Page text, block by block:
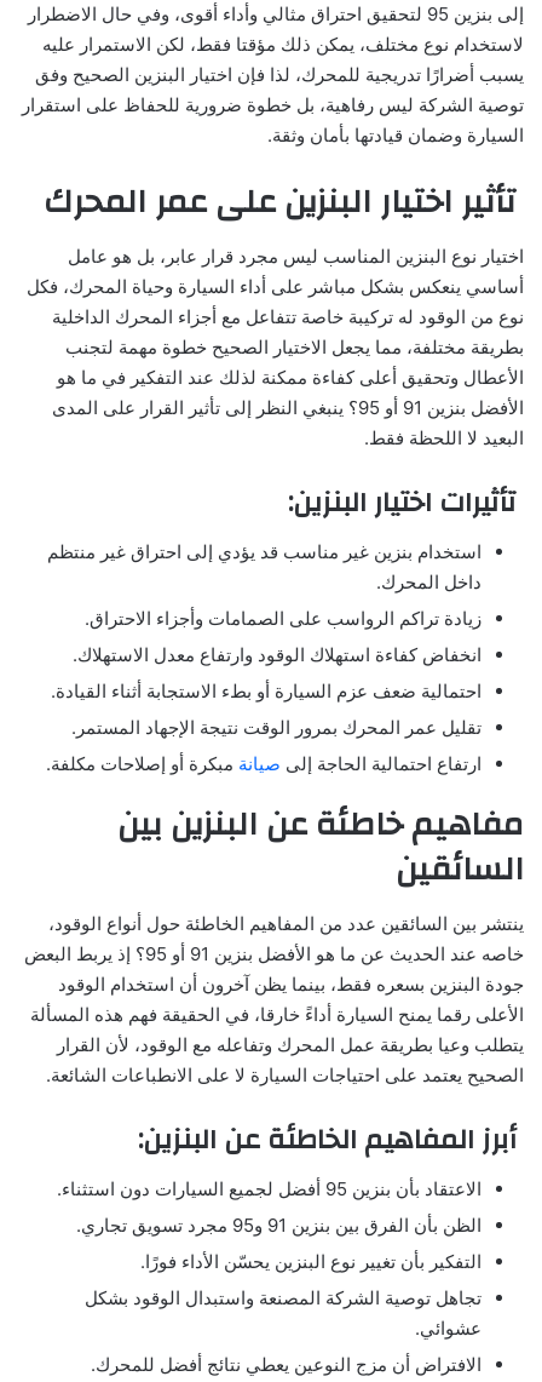
إلى بنزين 95 لتحقيق احتراق مثالي وأداء أقوى، وفي حال الاضطرار
لاستخدام نوع مختلف، يمكن ذلك مؤقتا فقط، لكن الاستمرار عليه
يسبب أضرارًا تدريجية للمحرك، لذا فإن اختيار البنزين الصحيح وفق
توصية الشركة ليس رفاهية، بل خطوة ضرورية للحفاظ على استقرار
السيارة وضمان قيادتها بأمان وثقة.
تأثير اختيار البنزين على عمر المحرك
اختيار نوع البنزين المناسب ليس مجرد قرار عابر، بل هو عامل
أساسي ينعكس بشكل مباشر على أداء السيارة وحياة المحرك، فكل
نوع من الوقود له تركيبة خاصة تتفاعل مع أجزاء المحرك الداخلية
بطريقة مختلفة، مما يجعل الاختيار الصحيح خطوة مهمة لتجنب
الأعطال وتحقيق أعلى كفاءة ممكنة لذلك عند التفكير في ما هو
الأفضل بنزين 91 أو 95؟ ينبغي النظر إلى تأثير القرار على المدى
البعيد لا اللحظة فقط.
تأثيرات اختيار البنزين:
استخدام بنزين غير مناسب قد يؤدي إلى احتراق غير منتظم
داخل المحرك.
زيادة تراكم الرواسب على الصمامات وأجزاء الاحتراق.
انخفاض كفاءة استهلاك الوقود وارتفاع معدل الاستهلاك.
احتمالية ضعف عزم السيارة أو بطء الاستجابة أثناء القيادة.
تقليل عمر المحرك بمرور الوقت نتيجة الإجهاد المستمر.
ارتفاع احتمالية الحاجة إلى صيانة مبكرة أو إصلاحات مكلفة.
مفاهيم خاطئة عن البنزين بين
السائقين
ينتشر بين السائقين عدد من المفاهيم الخاطئة حول أنواع الوقود،
خاصه عند الحديث عن ما هو الأفضل بنزين 91 أو 95؟ إذ يربط البعض
جودة البنزين بسعره فقط، بينما يظن آخرون أن استخدام الوقود
الأعلى رقما يمنح السيارة أداءً خارقا، في الحقيقة فهم هذه المسألة
يتطلب وعيا بطريقة عمل المحرك وتفاعله مع الوقود، لأن القرار
الصحيح يعتمد على احتياجات السيارة لا على الانطباعات الشائعة.
أبرز المفاهيم الخاطئة عن البنزين:
الاعتقاد بأن بنزين 95 أفضل لجميع السيارات دون استثناء.
الظن بأن الفرق بين بنزين 91 و95 مجرد تسويق تجاري.
التفكير بأن تغيير نوع البنزين يحسّن الأداء فورًا.
تجاهل توصية الشركة المصنعة واستبدال الوقود بشكل
عشوائي.
الافتراض أن مزج النوعين يعطي نتائج أفضل للمحرك.